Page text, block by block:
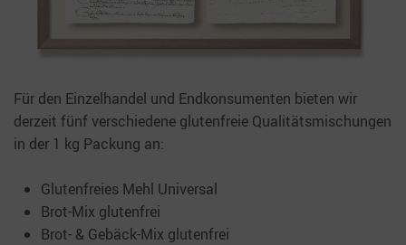
Für den Einzelhandel und Endkonsumenten bieten wir
derzeit fünf verschiedene glutenfreie Qualitätsmischungen
in der 1 kg Packung an:
Glutenfreies Mehl Universal
Brot-Mix glutenfrei
Brot- & Gebäck-Mix glutenfrei